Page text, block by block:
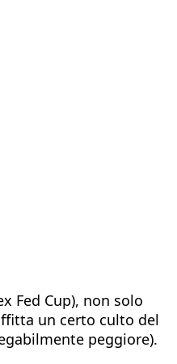
Fed Cup), non solo
un certo culto del
peggiore).